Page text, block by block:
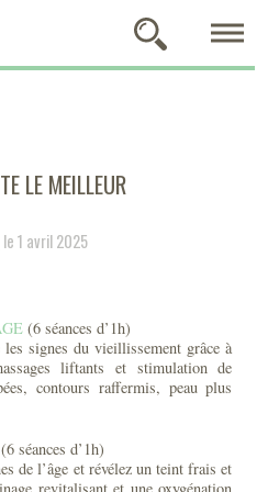
LE MEILLEUR
le 1 avril 2025
(6 séances d’1h)
signes du vieillissement grâce à
liftants et stimulation de
contours raffermis, peau plus
séances d’1h)
de l’âge et révélez un teint frais et